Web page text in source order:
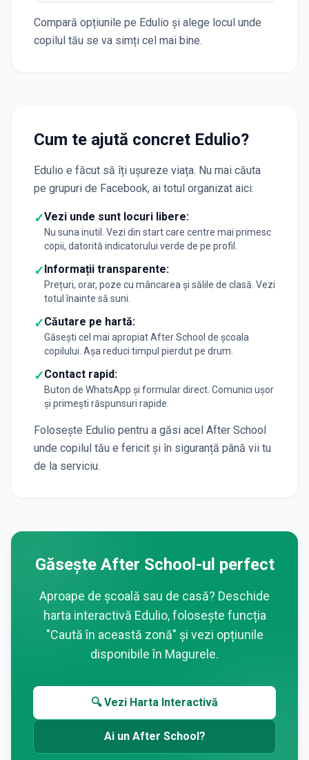
Compară opțiunile pe Edulio și alege locul unde
copilul tău se va simți cel mai bine.
Cum te ajută concret Edulio?
Edulio e făcut să îți ușureze viața. Nu mai căuta
pe grupuri de Facebook, ai totul organizat aici:
✓Vezi unde sunt locuri libere:
Nu suna inutil. Vezi din start care centre mai primesc
copii, datorită indicatorului verde de pe profil.
✓Informații transparente:
Prețuri, orar, poze cu mâncarea și sălile de clasă. Vezi
totul înainte să suni.
✓Căutare pe hartă:
Găsești cel mai apropiat After School de școala
copilului. Așa reduci timpul pierdut pe drum.
✓Contact rapid:
Buton de WhatsApp și formular direct. Comunici ușor
și primești răspunsuri rapide.
Folosește Edulio pentru a găsi acel After School
unde copilul tău e fericit și în siguranță până vii tu
de la serviciu.
Găsește After School-ul perfect
Aproape de școală sau de casă? Deschide
harta interactivă Edulio, folosește funcția
"Caută în această zonă" și vezi opțiunile
disponibile în Magurele.
🔍 Vezi Harta Interactivă
Ai un After School?